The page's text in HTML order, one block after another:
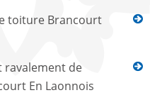
toiture Brancourt
ravalement de
En Laonnois